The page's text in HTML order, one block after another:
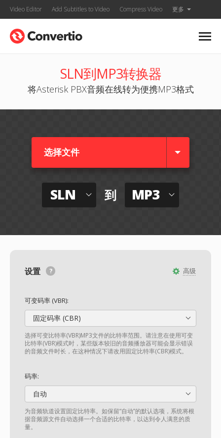
Video Editor Add Subtitles to Video Compress Video 更多
SLN到MP3转换器
将Asterisk PBX音频在线转为便携MP3格式
选择文件
SLN 到 MP3
高级
设置
可变码率 (VBR):
固定码率 (CBR)
选择可变比特率(VBR)MP3文件的比特率范围。请注意在使用可变
比特率(VBR)模式时，某些版本较旧的音频播放器可能会显示错误
的音频文件时长，在这种情况下请改用固定比特率(CBR)模式。
码率:
自动
为音频轨道设置固定比特率。如保留“自动”的默认选项，系统将根
据音频源文件自动选择一个合适的比特率，以达到令人满意的质
量。